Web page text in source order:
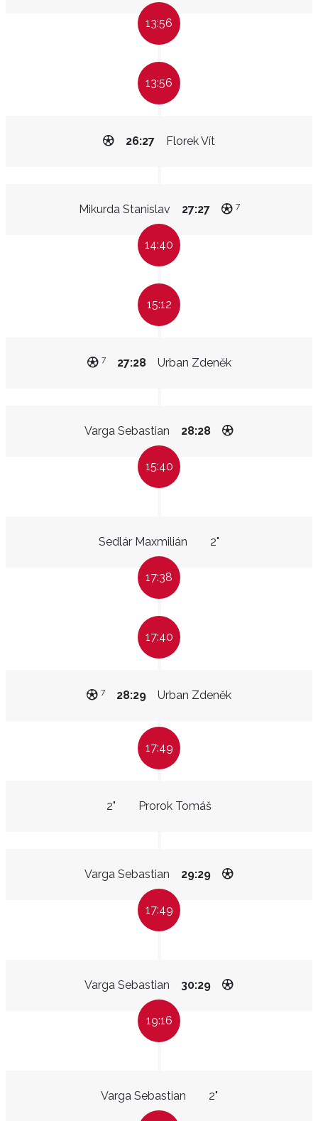
13:56
13:56
Florek Vít
26:27
Mikurda Stanislav 27:27 7
14:40
15:12
Urban Zdeněk
27:28
7
Varga Sebastian 28:28
15:40
Sedlár Maxmilián 2"
17:38
17:40
Urban Zdeněk
28:29
7
17:49
Prorok Tomáš
2"
Varga Sebastian 29:29
17:49
Varga Sebastian 30:29
19:16
Varga Sebastian 2"